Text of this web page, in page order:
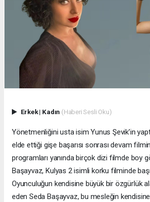
Erkek| Kadın (Haberi Sesli Oku)
Yönetmenliğini usta isim Yunus Şevik’in
elde ettiği gişe başarısı sonrası devam
programları yanında birçok dizi filmde boy
Başayvaz, Kulyas 2 isimli korku filminde
Oyunculuğun kendisine büyük bir özgürlük
eden Seda Başayvaz, bu mesleğin